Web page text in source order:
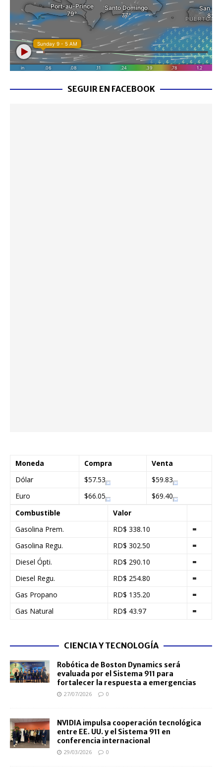
SEGUIR EN FACEBOOK
Moneda Compra
Venta
Dólar
$57.53
$59.83
Euro
$66.05
$69.40
Combustible
Valor
Gasolina Prem.
RD$ 338.10
=
Gasolina Regu.
RD$ 302.50
=
Diesel Ópti.
RD$ 290.10
=
Diesel Regu.
RD$ 254.80
=
Gas Propano
RD$ 135.20
=
Gas Natural
RD$ 43.97 =
CIENCIA Y TECNOLOGÍA
Robótica de Boston Dynamics será
evaluada por el Sistema 911 para
fortalecer la respuesta a emergencias
27/07/2026 0
NVIDIA impulsa cooperación tecnológica
entre EE. UU. y el Sistema 911 en
conferencia internacional
29/03/2026 0